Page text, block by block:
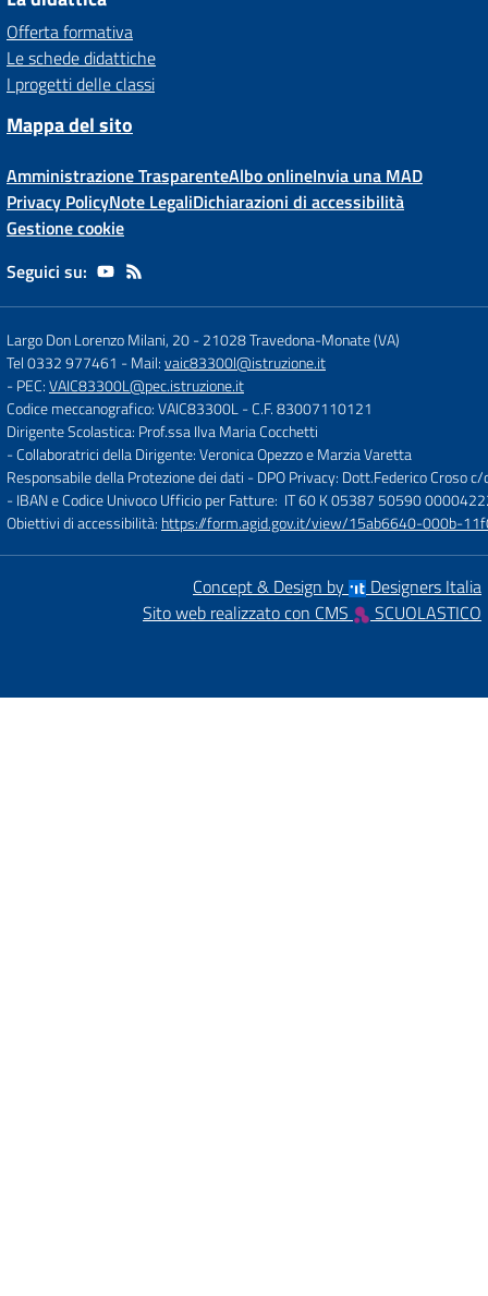
Offerta formativa
Le schede didattiche
I progetti delle classi
Mappa del sito
Amministrazione TrasparenteAlbo onlineInvia una MAD
Privacy PolicyNote LegaliDichiarazioni di accessibilità
Gestione cookie
Seguici su:
Largo Don Lorenzo Milani, 20-21028 Travedona-Monate (VA)
Tel 0332 977461 - Mail:vaic83300l@istruzione.it
- PEC:VAIC83300L@pec.istruzione.it
Codice meccanografico: VAIC83300L- C.F. 83007110121
Dirigente Scolastica: Prof.ssa Ilva Maria Cocchetti
- Collaboratrici della Dirigente: Veronica Opezzo e Marzia Varetta
Responsabile della Protezione dei dati - DPO Privacy: Dott.Federico Croso
- IBAN e Codice Univoco Ufficio per Fatture: IT 60 K 05387 50590
Obiettivi di accessibilità: https://form.agid.gov.it/view/15ab6640-000b-
Concept & Design by
Designers Italia
Sito web realizzato con CMS
SCUOLASTICO